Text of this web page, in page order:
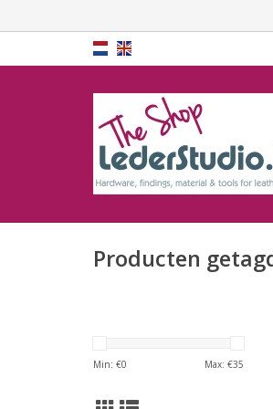
Producten
Min: €0 Max: €35